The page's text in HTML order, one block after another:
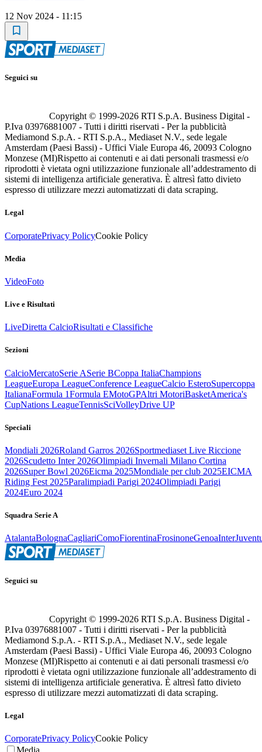
12 Nov 2024 - 11:15
Seguici su
Copyright © 1999-2026 RTI S.p.A. Business Digital -
P.Iva 03976881007 - Tutti i diritti riservati - Per la pubblicità
Mediamond S.p.A. - RTI S.p.A., Mediaset N.V., sede legale
Amsterdam (Paesi Bassi) - Uffici Viale Europa 46, 20093 Cologno
Monzese (MI)Rispetto ai contenuti e ai dati personali trasmessi e/o
riprodotti è vietata ogni utilizzazione funzionale all’addestramento di
sistemi di intelligenza artificiale generativa. È altresì fatto divieto
espresso di utilizzare mezzi automatizzati di data scraping.
Legal
CorporatePrivacy PolicyCookie Policy
Media
VideoFoto
Live e Risultati
LiveDiretta CalcioRisultati e Classifiche
Sezioni
CalcioMercatoSerie ASerie BCoppa ItaliaChampions
LeagueEuropa LeagueConference LeagueCalcio EsteroSupercoppa
ItalianaFormula 1Formula EMotoGPAltri MotoriBasketAmerica's
CupNations LeagueTennisSciVolleyDrive UP
Speciali
Mondiali 2026Roland Garros 2026Sportmediaset Live Riccione
2026Scudetto Inter 2026Olimpiadi Invernali Milano Cortina
2026Super Bowl 2026Eicma 2025Mondiale per club 2025EICMA
Riding Fest 2025Paralimpiadi Parigi 2024Olimpiadi Parigi
2024Euro 2024
Squadra Serie A
AtalantaBolognaCagliariComoFiorentinaFrosinoneGenoaInter
Seguici su
Copyright © 1999-2026 RTI S.p.A. Business Digital -
P.Iva 03976881007 - Tutti i diritti riservati - Per la pubblicità
Mediamond S.p.A. - RTI S.p.A., Mediaset N.V., sede legale
Amsterdam (Paesi Bassi) - Uffici Viale Europa 46, 20093 Cologno
Monzese (MI)Rispetto ai contenuti e ai dati personali trasmessi e/o
riprodotti è vietata ogni utilizzazione funzionale all’addestramento di
sistemi di intelligenza artificiale generativa. È altresì fatto divieto
espresso di utilizzare mezzi automatizzati di data scraping.
Legal
CorporatePrivacy PolicyCookie Policy
Media